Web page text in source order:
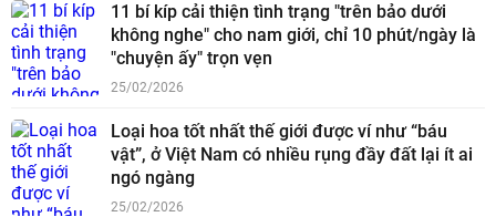
11 bí kíp cải thiện tình trạng "trên bảo dưới
không nghe" cho nam giới, chỉ 10 phút/ngày là
"chuyện ấy" trọn vẹn
25/02/2026
Loại hoa tốt nhất thế giới được ví như “báu
vật”, ở Việt Nam có nhiều rụng đầy đất lại ít ai
ngó ngàng
25/02/2026